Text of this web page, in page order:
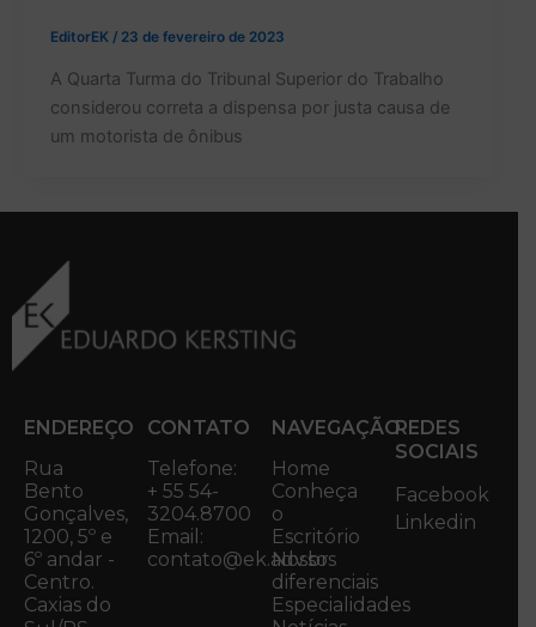
EditorEK / 23 de fevereiro de 2023
A Quarta Turma do Tribunal Superior do Trabalho
considerou correta a dispensa por justa causa de
um motorista de ônibus
ENDEREÇO
Rua
Bento
Gonçalves,
1200, 5º e
6º andar -
Centro.
Caxias do
CONTATO
Telefone:
+ 55 54-
3204.8700
Email:
contato@ek.adv.br
NAVEGAÇÃO
Home
Conheça
o
Escritório
Nossos
diferenciais
Especialidades
REDES
SOCIAIS
Facebook
Linkedin